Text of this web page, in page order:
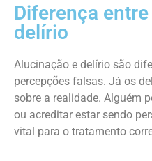
Diferença
delírio
Alucinação e delírio são
percepções falsas. Já os
sobre a realidade. Alguém
ou acreditar estar sendo
vital para o tratamento